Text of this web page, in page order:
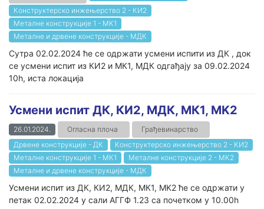
Конструктерско инжењерство 2 - КИ2
Металне конструкције 1 - МК1
Металне и дрвене конструкције - МДК
Сутра 02.02.2024 ће се одржати усмени испити из ДК , док
се усмени испит из КИ2 и МК1, МДК одгађају за 09.02.2024
10h, иста локација
Усмени испит ДК, КИ2, МДК, МК1, MK2
26.01.2024. Огласна плоча
Грађевинарство
Дрвене конструкције - ДК
Конструктерско инжењерство 2 - КИ2
Металне конструкције 1 - МК1
Металне конструкције 2 - МК2
Металне и дрвене конструкције - МДК
Усмени испит из ДК, КИ2, МДК, МК1, MK2 ће се одржати у
петак 02.02.2024 у сали АГГФ 1.23 са почетком у 10.00h